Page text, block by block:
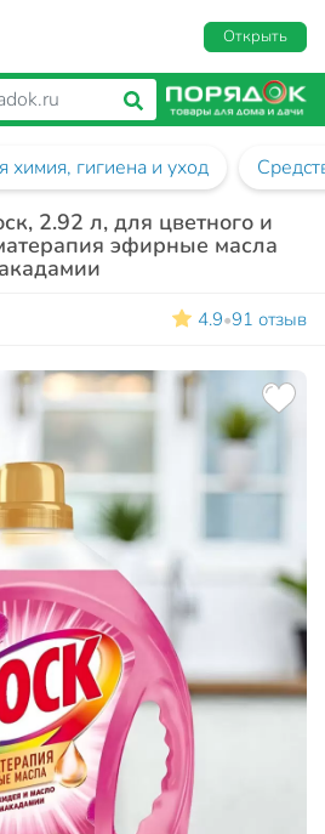
Открыть
химия, гигиена и уход
2.92 л, для цветного и
эфирные масла
4.9•91 отзыв